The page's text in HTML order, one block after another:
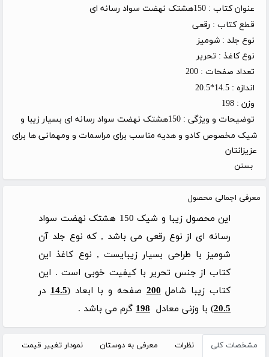
عنوان کتاب : 150هشتک نهضت سواد رسانه ای
قطع کتاب : رقعی
نوع جلد : شومیز
نوع کاغذ : تحریر
تعداد صفحات : 200
اندازه : 14.5*20.5
وزن : 198
توضیحات و ویژگی :
150هشتک نهضت سواد رسانه ای بسیار زیبا و
شیک مخصوص کادو و هدیه مناسب برای مراسمات و ومهمانی ها برای
عزیزانتان
بستن
معرفی اجمالی محصول
این محصول زیبا و شیک 150 هشتک نهضت سواد
رسانه ای از نوع رقعی می باشد , که نوع جلد آن
شومیز با طراحی بسیار زیبایست , نوع کاغذ این
کتاب از جنس تحریر با کیفیت خوبی است . این
کتاب زیبا شامل200صفحه و با ابعاد (14.5در
20.5) با وزنی معادل 198 گرم می باشد .
مشخصات کلی نظرات معرفی به دوستان نمودار تغییر قیمت